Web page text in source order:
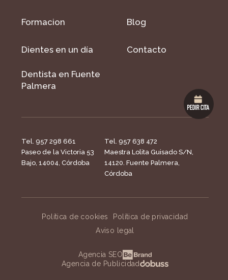
Formacion Blog
Dientes en un día Contacto
Dentista en Fuente
Palmera
Tel. 957 298 661
Paseo de la Victoria 53
Bajo, 14004, Córdoba
Tel. 957 638 472
Maestra Lolita Guisado S/N,
14120. Fuente Palmera,
Córdoba
Política de cookies
Política de privacidad
Aviso legal
Agencia SEO
Agencia de Publicidad